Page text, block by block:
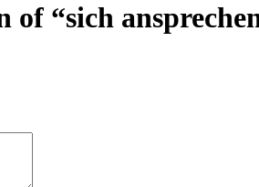
of “sich